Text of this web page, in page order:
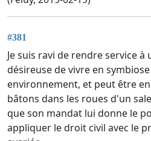
#381
Je suis ravi de rendre service à
désireuse de vivre en
environnement, et peut être
bâtons dans les roues d'un
que son mandat lui donne le
appliquer le droit civil avec le